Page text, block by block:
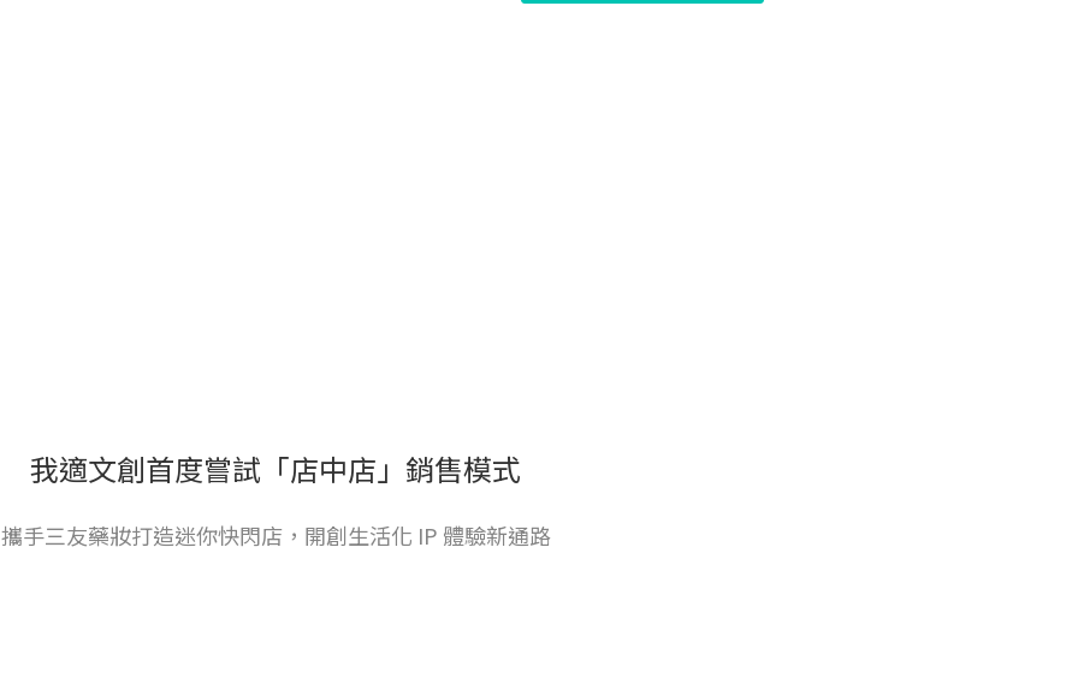
我適文創首度嘗試「店中店」銷售模式
攜手三友藥妝打造迷你快閃店，開創生活化 IP 體驗新通路